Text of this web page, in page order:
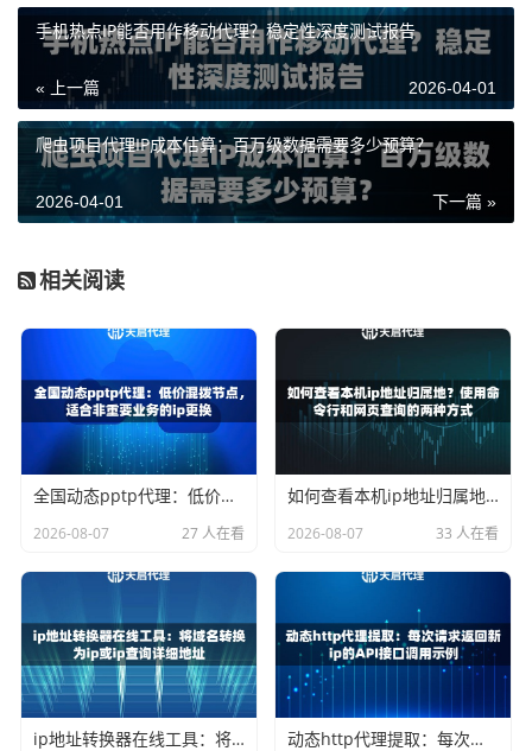
完全暴露真实IP：服务器可以轻易识别并记录你的真实I
P地址。
容易被识别为代理：服务器知道你在使用代理，这可能
导致访问被限制。
适用场景：通常用于公司内部网络的内容缓存、上网行
为管理，或者一些对匿名性没有要求的网络加速场景。
对于需要隐藏身份的网络活动，透明代理基本没有作
普通匿名代理比透明代理进了一步。它不会在请求头里直接
泄露你的真实IP地址，这是它最大的改进。它依然会向目标
网站表明自己是一台代理服务器。
服务器接收到的请求会显示来自代理服务器的IP，但可能会
好比一个访客戴了面具，但衣服上却别着“我是代访客”的牌
子。
普通匿名代理的主要特点：
隐藏了真实IP
：这是它与透明代理的核心区别，你的真
实IP得到了保护。
手机热点IP能否用作移动代理？稳定性深度测试报告
« 上一篇 2026-04-01
爬虫项目代理IP成本估算：百万级数据需要多少预算？
下一篇 »
2026-04-01
相关阅读
全国动态pptp代理：低价混拨节点，适合非重要业务的ip更换
2026-08-07 27 人在看
如何查看本机ip地址归属地？使用命令行和网页查询的两种方式
2026-08-07 33 人在看
ip地址转换器在线工具：将域名转换为ip或ip查询详细地址 动态http代理提取：每次请求返回新ip的API接口调用示例